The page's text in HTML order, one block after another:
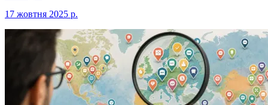
17 жовтня 2025 р.